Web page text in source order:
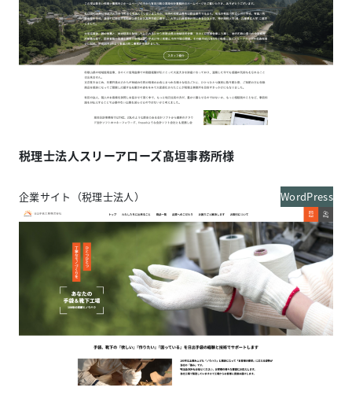
税理士法人スリーアローズ髙垣事務所様
企業サイト（税理士法人） WordPress